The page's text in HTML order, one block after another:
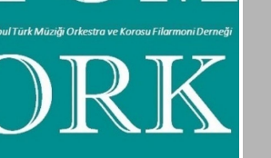
Bülent Aksoy
İzmir’in içinde vurdular beni…
İzmir’in içinde vurdular
beni…...
Veyis Yeğin
Çalgıları geliştirmek nedir,